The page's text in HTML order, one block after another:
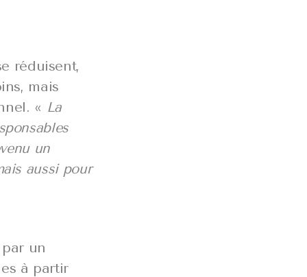
réduisent,
mais
« La
un
aussi pour
un
à partir